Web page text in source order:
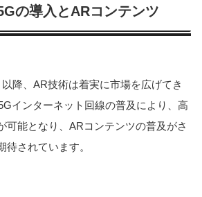
の導入とARコンテンツ
降、AR技術は着実に市場を広げてき
インターネット回線の普及により、高
可能となり、ARコンテンツの普及がさ
待されています​​。